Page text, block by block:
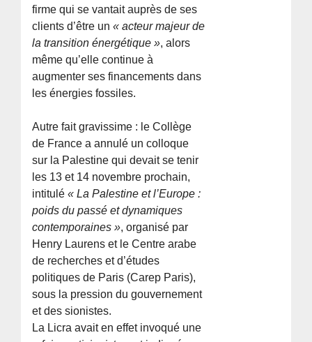
firme qui se vantait auprès de ses
clients d’être un« acteur majeur de
la transition énergétique », alors
même qu’elle continue à
augmenter ses financements dans
les énergies fossiles.
Autre fait gravissime : le Collège
de France a annulé un colloque
sur la Palestine qui devait se tenir
les 13 et 14 novembre prochain,
intitulé« La Palestine et l’Europe :
poids du passé et dynamiques
contemporaines », organisé par
Henry Laurens et le Centre arabe
de recherches et d’études
politiques de Paris (Carep Paris),
sous la pression du gouvernement
et des sionistes.
La Licra avait en effet invoqué une